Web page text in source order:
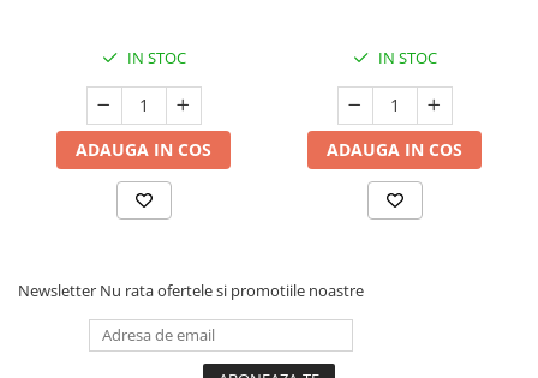
IN STOC
ADAUGA IN COS
IN STOC
ADAUGA IN COS
Newsletter Nu rata ofertele si promotiile noastre